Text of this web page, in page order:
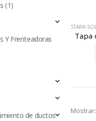
STARK-
Mostrar:
(1)
Y Frenteadoras
de ductos